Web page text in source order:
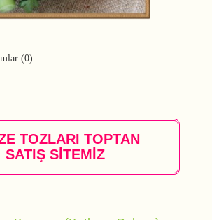
(0)
TOZLARI TOPTAN
SATIŞ SİTEMİZ